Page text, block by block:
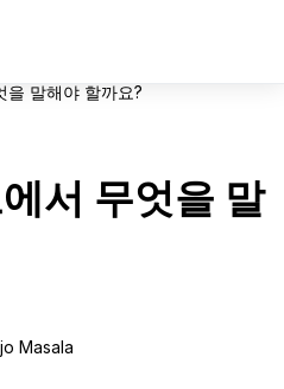
을 말해야 할까요?
서 무엇을 말
Masala